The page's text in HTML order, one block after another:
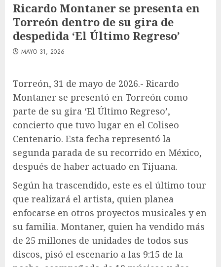
Ricardo Montaner se presenta en
Torreón dentro de su gira de
despedida ‘El Último Regreso’
MAYO 31, 2026
Torreón, 31 de mayo de 2026.- Ricardo
Montaner se presentó en Torreón como
parte de su gira ‘El Último Regreso’,
concierto que tuvo lugar en el Coliseo
Centenario. Esta fecha representó la
segunda parada de su recorrido en México,
después de haber actuado en Tijuana.
Según ha trascendido, este es el último tour
que realizará el artista, quien planea
enfocarse en otros proyectos musicales y en
su familia. Montaner, quien ha vendido más
de 25 millones de unidades de todos sus
discos, pisó el escenario a las 9:15 de la